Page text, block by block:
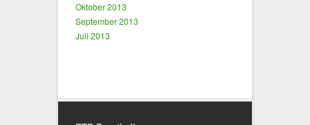
Oktober 2013
September 2013
Juli 2013